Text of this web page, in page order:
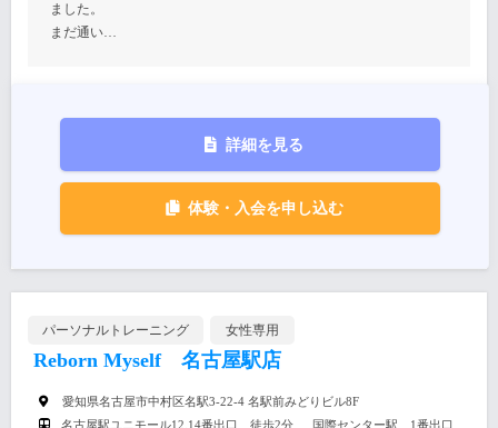
ました。
まだ通い…
詳細を見る
体験・入会を申し込む
パーソナルトレーニング 女性専用
Reborn Myself 名古屋駅店
愛知県名古屋市中村区名駅3-22-4 名駅前みどりビル8F
名古屋駅ユニモール12.14番出口 徒歩2分 国際センター駅 1番出口